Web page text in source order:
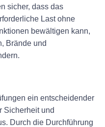
sicher, dass das
Last ohne
bewältigen kann,
Brände und
ein entscheidender
Sicherheit und
Durch die Durchführung